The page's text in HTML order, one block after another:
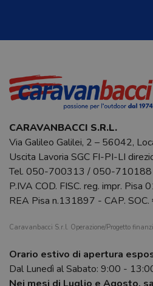
CARAVANBACCI S.R.L.
Via Galileo Galilei, 2 – 56042,
Uscita Lavoria SGC FI-PI-LI
Tel. 050-700313 /050-710188
P.IVA COD. FISC. reg. impr.
REA Pisa n.131897 - CAP. SOC.
Caravanbacci S.r.l. Operazione/Progetto
Orario estivo di apertura
Dal Lunedì al Sabato: 9:00 -